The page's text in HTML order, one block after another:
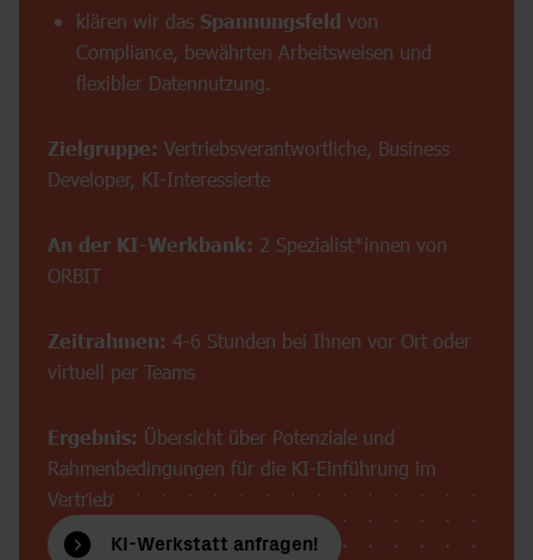
klären wir das Spannungsfeld von
Compliance, bewährten Arbeitsweisen und
flexibler Datennutzung.
Zielgruppe: Vertriebsverantwortliche, Business
Developer, KI-Interessierte
An der KI-Werkbank: 2 Spezialist*innen von
ORBIT
Zeitrahmen: 4-6 Stunden bei Ihnen vor Ort oder
virtuell per Teams
Ergebnis: Übersicht über Potenziale und
Rahmenbedingungen für die KI-Einführung im
Vertrieb
KI-Werkstatt anfragen!